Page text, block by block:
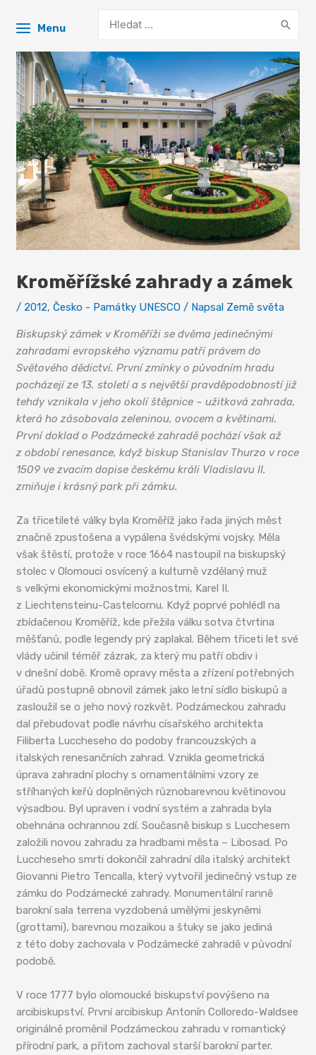
Menu
for:
Kroměřížské zahrady a zámek
/ 2012, Česko - Památky UNESCO / Napsal Země světa
Biskupský zámek v Kroměříži se dvěma jedinečnými
zahradami evropského významu patří právem do
Světového dědictví. První zmínky o původním hradu
pocházejí ze 13. století a s největší pravděpodobností již
tehdy vznikala v jeho okolí štěpnice – užitková zahrada,
která ho zásobovala zeleninou, ovocem a květinami.
První doklad o Podzámecké zahradě pochází však až
z období renesance, když biskup Stanislav Thurzo v roce
1509 ve zvacím dopise českému králi Vladislavu II.
zmiňuje i krásný park při zámku.
Za třicetileté války byla Kroměříž jako řada jiných měst
značně zpustošena a vypálena švédskými vojsky. Měla
však štěstí, protože v roce 1664 nastoupil na biskupský
stolec v Olomouci osvícený a kulturně vzdělaný muž
s velkými ekonomickými možnostmi, Karel II.
z Liechtensteinu-Castelcornu. Když poprvé pohlédl na
zbídačenou Kroměříž, kde přežila válku sotva čtvrtina
měšťanů, podle legendy prý zaplakal. Během třiceti let své
vlády učinil téměř zázrak, za který mu patří obdiv i
v dnešní době. Kromě opravy města a zřízení potřebných
úřadů postupně obnovil zámek jako letní sídlo biskupů a
zasloužil se o jeho nový rozkvět. Podzámeckou zahradu
dal přebudovat podle návrhu císařského architekta
Filiberta Luccheseho do podoby francouzských a
italských renesančních zahrad. Vznikla geometrická
úprava zahradní plochy s ornamentálními vzory ze
stříhaných keřů doplněných různobarevnou květinovou
výsadbou. Byl upraven i vodní systém a zahrada byla
obehnána ochrannou zdí. Současně biskup s Lucchesem
založili novou zahradu za hradbami města – Libosad. Po
Luccheseho smrti dokončil zahradní díla italský architekt
Giovanni Pietro Tencalla, který vytvořil jedinečný vstup ze
zámku do Podzámecké zahrady. Monumentální ranně
barokní sala terrena vyzdobená umělými jeskyněmi
(grottami), barevnou mozaikou a štuky se jako jediná
z této doby zachovala v Podzámecké zahradě v původní
podobě.
V roce 1777 bylo olomoucké biskupství povýšeno na
arcibiskupství. První arcibiskup Antonín Colloredo-Waldsee
originálně proměnil Podzámeckou zahradu v romantický
přírodní park, a přitom zachoval starší barokní parter.